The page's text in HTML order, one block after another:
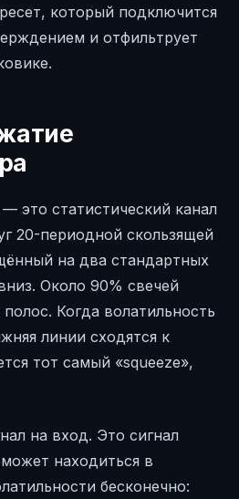
который подключится
и отфильтрует
это статистический канал
20-периодной скользящей
на два стандартных
Около 90% свечей
Когда волатильность
линии сходятся к
тот самый «squeeze»,
на вход. Это сигнал
находиться в
бесконечно: